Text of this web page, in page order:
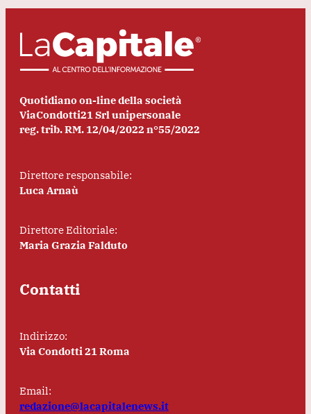
Quotidiano on-line della società
ViaCondotti21 Srl unipersonale
reg. trib. RM. 12/04/2022 n°55/2022
Direttore responsabile:
Luca Arnaù
Direttore Editoriale:
Maria Grazia Falduto
Contatti
Indirizzo:
Via Condotti 21 Roma
Email:
redazione@lacapitalenews.it